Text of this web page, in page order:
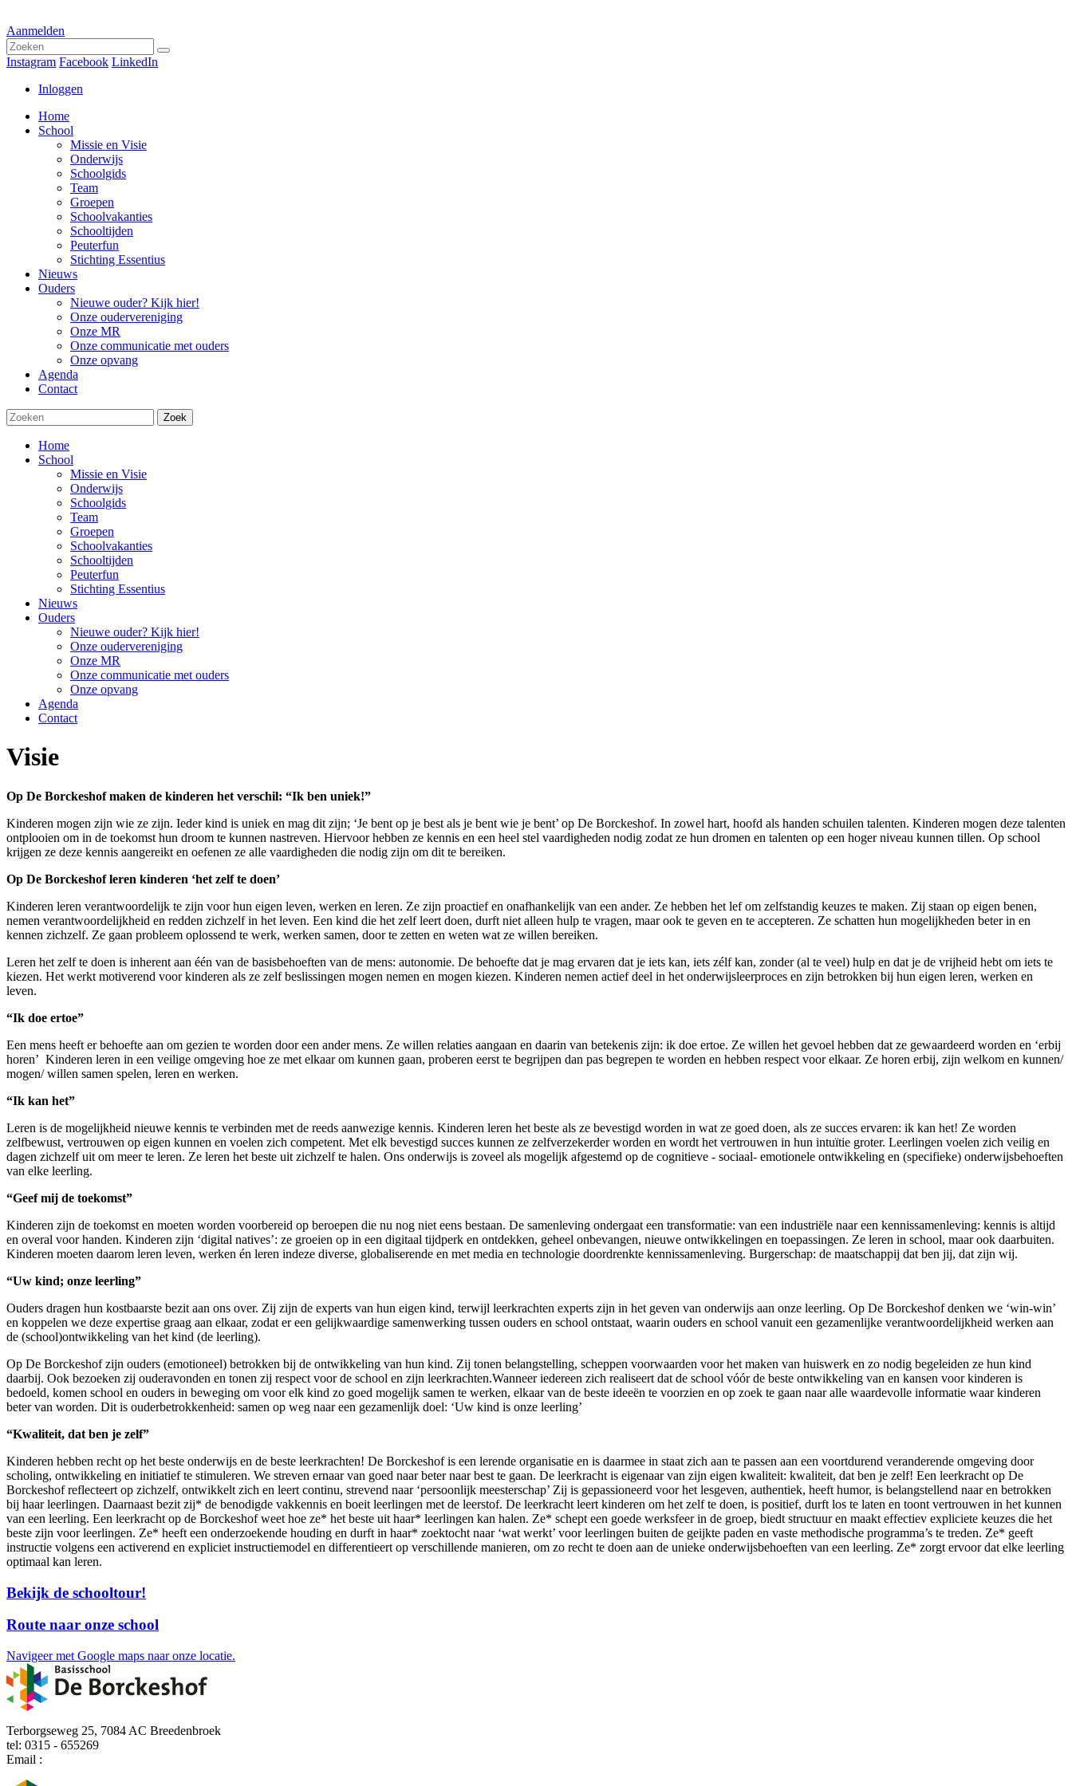
Aanmelden
Instagram Facebook LinkedIn
Inloggen
Home
School
Missie en Visie
Onderwijs
Schoolgids
Team
Groepen
Schoolvakanties
Schooltijden
Peuterfun
Stichting Essentius
Nieuws
Ouders
Nieuwe ouder? Kijk hier!
Onze oudervereniging
Onze MR
Onze communicatie met ouders
Onze opvang
Agenda
Contact
Zoek
Home
School
Missie en Visie
Onderwijs
Schoolgids
Team
Groepen
Schoolvakanties
Schooltijden
Peuterfun
Stichting Essentius
Nieuws
Ouders
Nieuwe ouder? Kijk hier!
Onze oudervereniging
Onze MR
Onze communicatie met ouders
Onze opvang
Agenda
Contact
Visie
Op De Borckeshof maken de kinderen het verschil: “Ik ben uniek!”
Kinderen mogen zijn wie ze zijn. Ieder kind is uniek en mag dit zijn; ‘Je bent op je best als je bent wie je bent’ op De Borckeshof. In zowel hart, hoofd als handen schuilen talenten. Kinderen mogen deze talenten
ontplooien om in de toekomst hun droom te kunnen nastreven. Hiervoor hebben ze kennis en een heel stel vaardigheden nodig zodat ze hun dromen en talenten op een hoger niveau kunnen tillen. Op school
krijgen ze deze kennis aangereikt en oefenen ze alle vaardigheden die nodig zijn om dit te bereiken.
Op De Borckeshof leren kinderen ‘het zelf te doen’
Kinderen leren verantwoordelijk te zijn voor hun eigen leven, werken en leren. Ze zijn proactief en onafhankelijk van een ander. Ze hebben het lef om zelfstandig keuzes te maken. Zij staan op eigen benen,
nemen verantwoordelijkheid en redden zichzelf in het leven. Een kind die het zelf leert doen, durft niet alleen hulp te vragen, maar ook te geven en te accepteren. Ze schatten hun mogelijkheden beter in en
kennen zichzelf. Ze gaan probleem oplossend te werk, werken samen, door te zetten en weten wat ze willen bereiken.
Leren het zelf te doen is inherent aan één van de basisbehoeften van de mens: autonomie. De behoefte dat je mag ervaren dat je iets kan, iets zélf kan, zonder (al te veel) hulp en dat je de vrijheid hebt om iets te
kiezen. Het werkt motiverend voor kinderen als ze zelf beslissingen mogen nemen en mogen kiezen. Kinderen nemen actief deel in het onderwijsleerproces en zijn betrokken bij hun eigen leren, werken en
leven.
“Ik doe ertoe”
Een mens heeft er behoefte aan om gezien te worden door een ander mens. Ze willen relaties aangaan en daarin van betekenis zijn: ik doe ertoe. Ze willen het gevoel hebben dat ze gewaardeerd worden en ‘erbij
horen’ Kinderen leren in een veilige omgeving hoe ze met elkaar om kunnen gaan, proberen eerst te begrijpen dan pas begrepen te worden en hebben respect voor elkaar. Ze horen erbij, zijn welkom en kunnen/
mogen/ willen samen spelen, leren en werken.
“Ik kan het”
Leren is de mogelijkheid nieuwe kennis te verbinden met de reeds aanwezige kennis. Kinderen leren het beste als ze bevestigd worden in wat ze goed doen, als ze succes ervaren: ik kan het! Ze worden
zelfbewust, vertrouwen op eigen kunnen en voelen zich competent. Met elk bevestigd succes kunnen ze zelfverzekerder worden en wordt het vertrouwen in hun intuïtie groter. Leerlingen voelen zich veilig en
dagen zichzelf uit om meer te leren. Ze leren het beste uit zichzelf te halen. Ons onderwijs is zoveel als mogelijk afgestemd op de cognitieve - sociaal- emotionele ontwikkeling en (specifieke) onderwijsbehoeften
van elke leerling.
“Geef mij de toekomst”
Kinderen zijn de toekomst en moeten worden voorbereid op beroepen die nu nog niet eens bestaan. De samenleving ondergaat een transformatie: van een industriële naar een kennissamenleving: kennis is altijd
en overal voor handen. Kinderen zijn ‘digital natives’: ze groeien op in een digitaal tijdperk en ontdekken, geheel onbevangen, nieuwe ontwikkelingen en toepassingen. Ze leren in school, maar ook daarbuiten.
Kinderen moeten daarom leren leven, werken én leren indeze diverse, globaliserende en met media en technologie doordrenkte kennissamenleving. Burgerschap: de maatschappij dat ben jij, dat zijn wij.
“Uw kind; onze leerling”
Ouders dragen hun kostbaarste bezit aan ons over. Zij zijn de experts van hun eigen kind, terwijl leerkrachten experts zijn in het geven van onderwijs aan onze leerling. Op De Borckeshof denken we ‘win-win’
en koppelen we deze expertise graag aan elkaar, zodat er een gelijkwaardige samenwerking tussen ouders en school ontstaat, waarin ouders en school vanuit een gezamenlijke verantwoordelijkheid werken aan
de (school)ontwikkeling van het kind (de leerling).
Op De Borckeshof zijn ouders (emotioneel) betrokken bij de ontwikkeling van hun kind. Zij tonen belangstelling, scheppen voorwaarden voor het maken van huiswerk en zo nodig begeleiden ze hun kind
daarbij. Ook bezoeken zij ouderavonden en tonen zij respect voor de school en zijn leerkrachten.Wanneer iedereen zich realiseert dat de school vóór de beste ontwikkeling van en kansen voor kinderen is
bedoeld, komen school en ouders in beweging om voor elk kind zo goed mogelijk samen te werken, elkaar van de beste ideeën te voorzien en op zoek te gaan naar alle waardevolle informatie waar kinderen
beter van worden. Dit is ouderbetrokkenheid: samen op weg naar een gezamenlijk doel: ‘Uw kind is onze leerling’
“Kwaliteit, dat ben je zelf”
Kinderen hebben recht op het beste onderwijs en de beste leerkrachten! De Borckeshof is een lerende organisatie en is daarmee in staat zich aan te passen aan een voortdurend veranderende omgeving door
scholing, ontwikkeling en initiatief te stimuleren. We streven ernaar van goed naar beter naar best te gaan. De leerkracht is eigenaar van zijn eigen kwaliteit: kwaliteit, dat ben je zelf! Een leerkracht op De
Borckeshof reflecteert op zichzelf, ontwikkelt zich en leert continu, strevend naar ‘persoonlijk meesterschap’ Zij is gepassioneerd voor het lesgeven, authentiek, heeft humor, is belangstellend naar en betrokken
bij haar leerlingen. Daarnaast bezit zij* de benodigde vakkennis en boeit leerlingen met de leerstof. De leerkracht leert kinderen om het zelf te doen, is positief, durft los te laten en toont vertrouwen in het kunnen
van een leerling. Een leerkracht op de Borckeshof weet hoe ze* het beste uit haar* leerlingen kan halen. Ze* schept een goede werksfeer in de groep, biedt structuur en maakt effectiev expliciete keuzes die het
beste zijn voor leerlingen. Ze* heeft een onderzoekende houding en durft in haar* zoektocht naar ‘wat werkt’ voor leerlingen buiten de geijkte paden en vaste methodische programma’s te treden. Ze* geeft
instructie volgens een activerend en expliciet instructiemodel en differentieert op verschillende manieren, om zo recht te doen aan de unieke onderwijsbehoeften van een leerling. Ze* zorgt ervoor dat elke leerling
optimaal kan leren.
Bekijk de schooltour!
Route naar onze school
Navigeer met Google maps naar onze locatie.
Terborgseweg 25, 7084 AC Breedenbroek
tel: 0315 - 655269
Email :